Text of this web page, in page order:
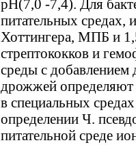
рН(7,0 -7,4). Для
питательных средах,
Хоттингера, МПБ и
стрептококков и
среды с добавлением
дрожжей определяют
в специальных
определении Ч.
питательной среде